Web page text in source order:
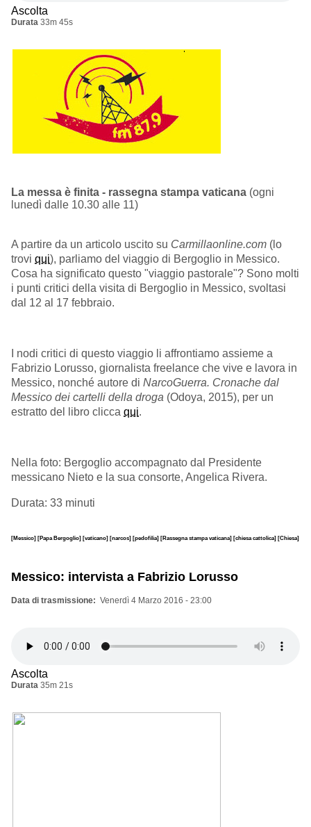
Ascolta
Durata 33m 45s
La messa è finita - rassegna stampa vaticana (ogni
lunedì dalle 10.30 alle 11)
A partire da un articolo uscito su Carmillaonline.com (lo
trovi qui), parliamo del viaggio di Bergoglio in Messico.
Cosa ha significato questo "viaggio pastorale"? Sono molti
i punti critici della visita di Bergoglio in Messico, svoltasi
dal 12 al 17 febbraio.
I nodi critici di questo viaggio li affrontiamo assieme a
Fabrizio Lorusso, giornalista freelance che vive e lavora in
Messico, nonché autore di NarcoGuerra. Cronache dal
Messico dei cartelli della droga (Odoya, 2015), per un
estratto del libro clicca qui.
Nella foto: Bergoglio accompagnato dal Presidente
messicano Nieto e la sua consorte, Angelica Rivera.
Durata: 33 minuti
[Messico] [Papa Bergoglio] [vaticano] [narcos] [pedofilia] [Rassegna stampa vaticana] [chiesa cattolica] [Chiesa]
Messico: intervista a Fabrizio Lorusso
Data di trasmissione Venerdì 4 Marzo 2016 - 23:00
Ascolta
Durata 35m 21s